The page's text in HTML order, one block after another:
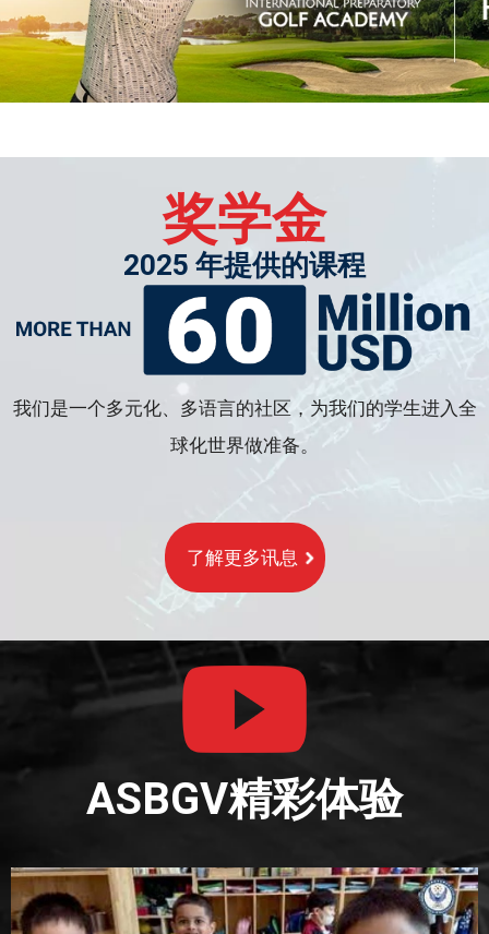
奖学金
2025 年提供的课程
我们是一个多元化、多语言的社区，为我们的学生进入全
球化世界做准备。
了解更多讯息
ASBGV精彩体验